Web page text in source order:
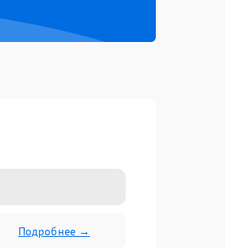
Подробнее →